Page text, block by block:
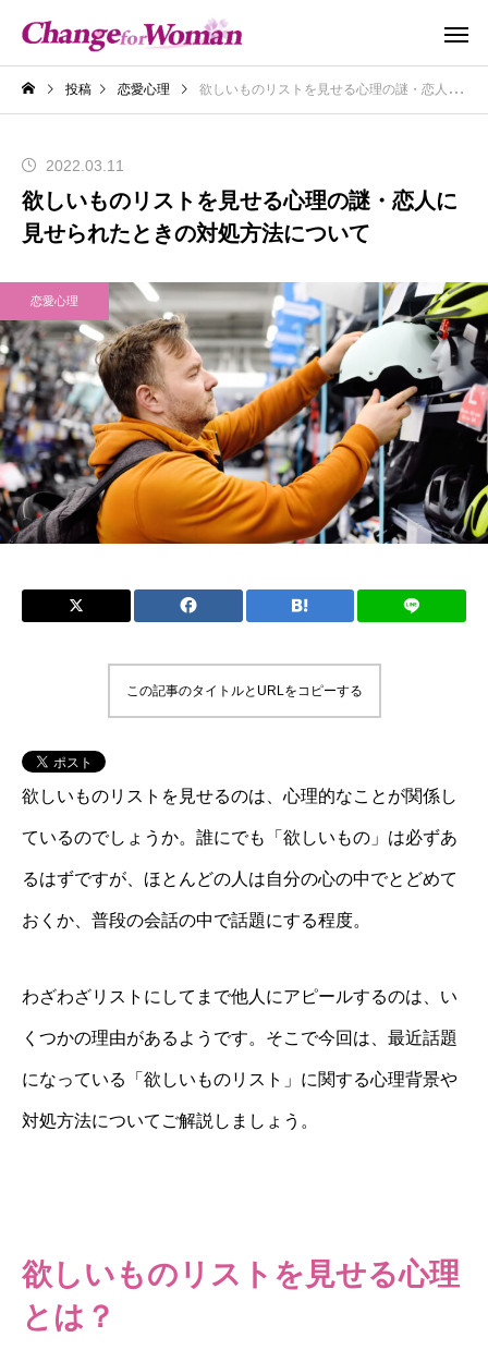
投稿 恋愛心理 欲しいものリストを見せる心理の謎・恋人に見せられたときの対処方法について
2022.03.11
欲しいものリストを見せる心理の謎・恋人に
見せられたときの対処方法について
恋愛心理
この記事のタイトルとURLをコピーする
欲しいものリストを見せるのは、心理的なことが関係し
ているのでしょうか。誰にでも「欲しいもの」は必ずあ
るはずですが、ほとんどの人は自分の心の中でとどめて
おくか、普段の会話の中で話題にする程度。
わざわざリストにしてまで他人にアピールするのは、い
くつかの理由があるようです。そこで今回は、最近話題
になっている「欲しいものリスト」に関する心理背景や
対処方法についてご解説しましょう。
欲しいものリストを見せる心理
とは？